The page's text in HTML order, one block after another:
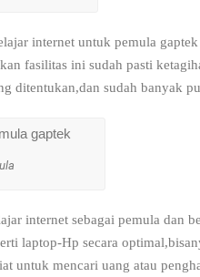
internet untuk pemula
fasilitas ini sudah pasti
ditentukan,dan sudah banyak
internet sebagai pemula dan
laptop-Hp secara
untuk mencari uang atau